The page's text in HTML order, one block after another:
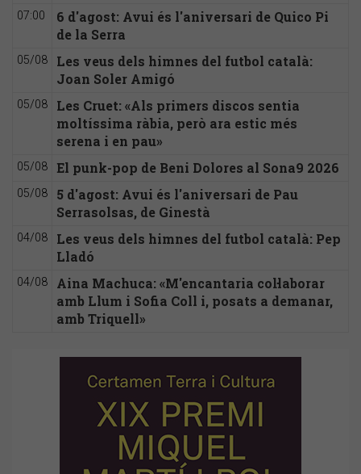
07:00
6 d'agost: Avui és l'aniversari de Quico Pi
de la Serra
05/08
Les veus dels himnes del futbol català:
Joan Soler Amigó
05/08
Les Cruet: «Als primers discos sentia
moltíssima ràbia, però ara estic més
serena i en pau»
05/08 El punk-pop de Beni Dolores al Sona9 2026
05/08
5 d'agost: Avui és l'aniversari de Pau
Serrasolsas, de Ginestà
04/08
Les veus dels himnes del futbol català: Pep
Lladó
04/08
Aina Machuca: «M'encantaria col·laborar
amb Llum i Sofia Coll i, posats a demanar,
amb Triquell»